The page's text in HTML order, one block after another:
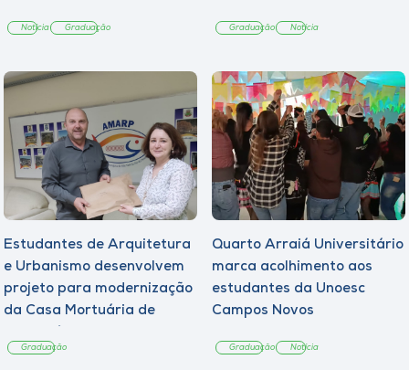
Notícia Graduação Graduação Notícia
Estudantes de Arquitetura
e Urbanismo desenvolvem
projeto para modernização
da Casa Mortuária de
Graduação
Quarto Arraiá Universitário
marca acolhimento aos
estudantes da Unoesc
Campos Novos
Graduação Notícia